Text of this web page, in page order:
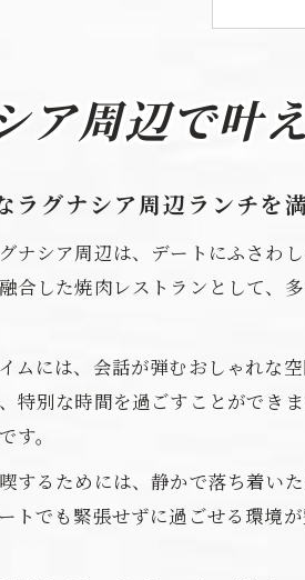
ア周辺で叶
ラグナシア周辺ランチを
ナシア周辺は、デートにふさわ
合した焼肉レストランとして、
ムには、会話が弾むおしゃれな
特別な時間を過ごすことができ
す。
するためには、静かで落ち着い
トでも緊張せずに過ごせる環境